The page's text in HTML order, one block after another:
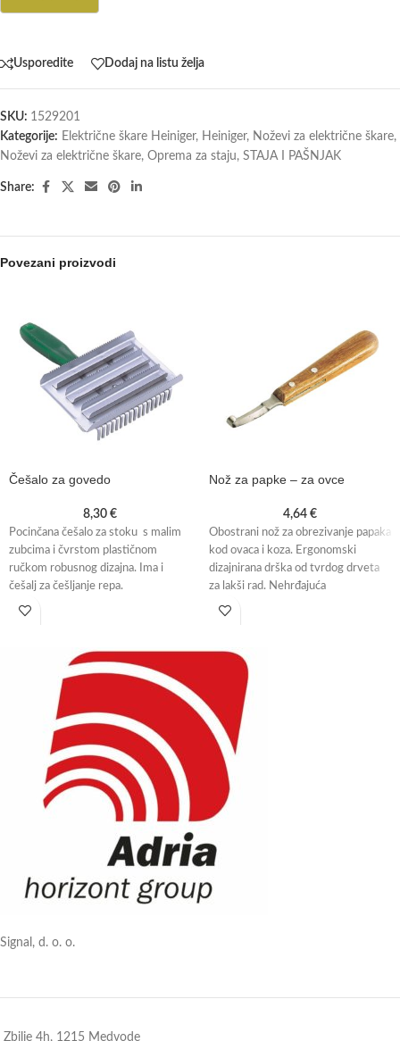
Usporedite Dodaj na listu želja
SKU: 1529201
Kategorije: Električne škare Heiniger, Heiniger, Noževi za električne škare,
Noževi za električne škare, Oprema za staju, STAJA I PAŠNJAK
Share:
Povezani proizvodi
Češalo za govedo
8,30 €
Pocinčana češalo za stoku s malim
zubcima i čvrstom plastičnom
ručkom robusnog dizajna. Ima i
češalj za češljanje repa.
Nož za papke – za ovce
4,64 €
Obostrani nož za obrezivanje papaka
kod ovaca i koza. Ergonomski
dizajnirana drška od tvrdog drveta
za lakši rad. Nehrđajuća
visokokvalitetna
Signal, d. o. o.
Zbilje 4h, 1215 Medvode